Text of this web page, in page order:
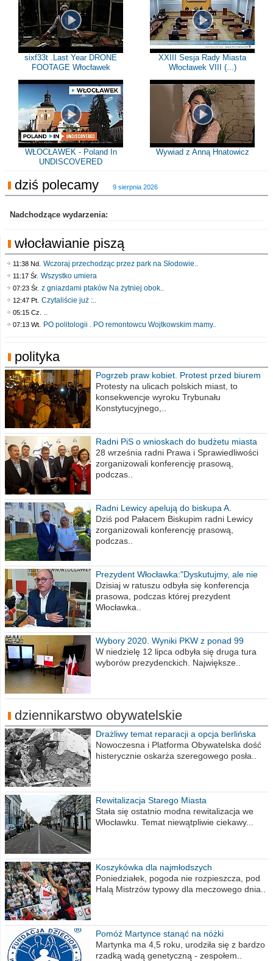
sixf33t .Last Year DRONE
FOOTAGE Włocławek
XXIII Sesja Rady Miasta
Włocławek VIII (...)
WŁOCŁAWEK - Poland In
UNDISCOVERED
Wywiad z Anną Hnatowicz
dziś polecamy 9 sierpnia 2026
Nadchodzące wydarzenia:
włocławianie piszą
11:38 Nd. Wczoraj przechodząc przez park na Słodowie..
11:17 Śr. Wszystko umiera
07:23 Śr. z gniazdami ptaków Na żytniej obok..
12:47 Pt. Czytaliście już :..
05:15 Cz. ..
07:13 Wt. PO politologii . PO remontowcu Wojtkowskim mamy..
polityka
Pogrzeb praw kobiet. Protest przed biurem
poselskim PiS
Protesty na ulicach polskich miast, to
konsekwencje wyroku Trybunału
Konstytucyjnego,..
Radni PiS o wnioskach do budżetu miasta
na 2021 rok
28 września radni Prawa i Sprawiedliwości
zorganizowali konferencję prasową,
podczas..
Radni Lewicy apelują do biskupa A.
Wiesława Meringa
Dziś pod Pałacem Biskupim radni Lewicy
zorganizowali konferencję prasową,
podczas..
Prezydent Włocławka:"Dyskutujmy, ale nie
obrażajmy się”
Dzisiaj w ratuszu odbyła się konferencja
prasowa, podczas której prezydent
Włocławka..
Wybory 2020. Wyniki PKW z ponad 99
procent obwodów
W niedzielę 12 lipca odbyła się druga tura
wyborów prezydenckich. Największe..
dziennikarstwo obywatelskie
Drażliwy temat reparacji a opcja berlińska
Nowoczesna i Platforma Obywatelska dość
histerycznie oskarża szeregowego posła..
Rewitalizacja Starego Miasta
Stała się ostatnio modna rewitalizacja we
Włocławku. Temat niewątpliwie ciekawy...
Koszykówka dla najmłodszych
Poniedziałek, pogoda nie rozpieszcza, pod
Halą Mistrzów typowy dla meczowego dnia..
Pomóż Martynce stanąć na nóżki
Martynka ma 4,5 roku, urodziła się z bardzo
rzadką wadą genetyczną - zespołem..